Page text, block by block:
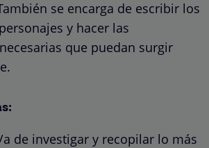
se encarga de escribir los
y hacer las
que puedan surgir
a de investigar y recopilar lo más